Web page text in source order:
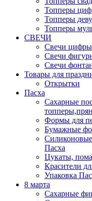
Топперы
Топперы
Топперы
СВЕЧИ
Свечи цифры
Свечи
Свечи
Товары для
Открытки
Пасха
Сахарные
Формы для
Бумажные
Пасха
Цукаты,
Красители
Упаковка
8 марта
Сахарные